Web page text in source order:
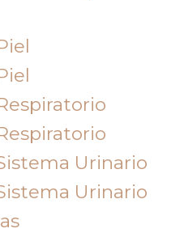
Urinario
Urinario